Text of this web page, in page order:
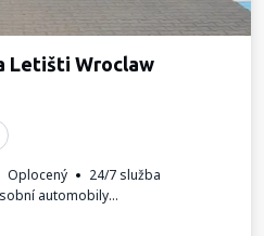
Letišti Wroclaw
Oplocený
24/7 služba
automobily
vozidla